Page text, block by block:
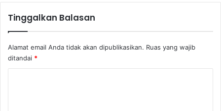
k
s
Tinggalkan Balasan
Alamat email Anda tidak akan dipublikasikan. Ruas yang wajib
ditandai *